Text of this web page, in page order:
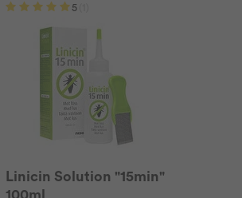
5
Linicin Solution "15min"
100ml